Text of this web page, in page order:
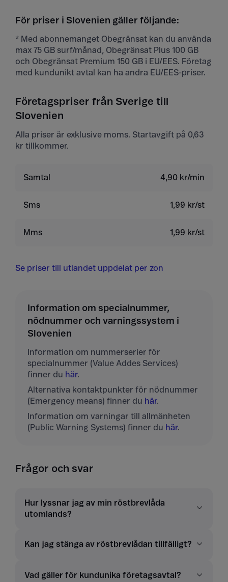
För priser i Slovenien gäller följande:
* Med abonnemanget Obegränsat kan du använda
max 75 GB surf/månad, Obegränsat Plus 100 GB
och Obegränsat Premium 150 GB i EU/EES. Företag
med kundunikt avtal kan ha andra EU/EES-priser.
Företagspriser från Sverige till
Slovenien
Alla priser är exklusive moms. Startavgift på 0,63
kr tillkommer.
Samtal 4,90 kr/min
Sms 1,99 kr/st
Mms 1,99 kr/st
Se priser till utlandet uppdelat per zon
Information om specialnummer,
nödnummer och varningssystem i
Slovenien
Information om nummerserier för
specialnummer (Value Addes Services)
finner du här.
Alternativa kontaktpunkter för nödnummer
(Emergency means) finner du här.
Information om varningar till allmänheten
(Public Warning Systems) finner du här.
Frågor och svar
Hur lyssnar jag av min röstbrevlåda
utomlands?
Kan jag stänga av röstbrevlådan tillfälligt?
Vad gäller för kundunika företagsavtal?